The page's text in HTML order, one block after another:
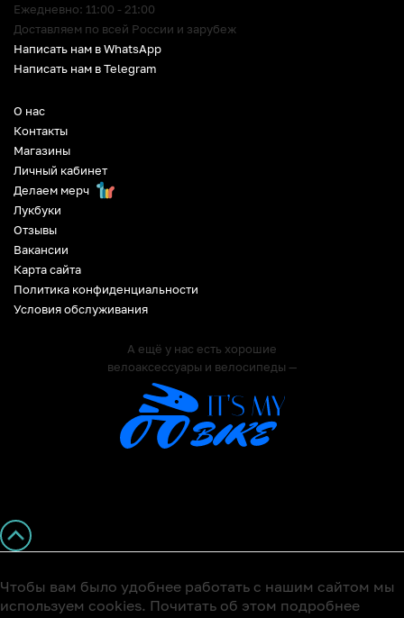
О нас
Контакты
Магазины
Личный кабинет
Делаем мерч
Лукбуки
Отзывы
Вакансии
Карта сайта
Политика конфиденциальности
Условия обслуживания
А ещё у нас есть хорошие
велоаксессуары и велосипеды —
Ежедневно: 11:00 - 21:00
Доставляем по всей России и зарубеж
Написать нам в WhatsApp
Написать нам в Telegram
Чтобы вам было удобнее работать с нашим сайтом мы
используем cookies. Почитать об этом подробнее